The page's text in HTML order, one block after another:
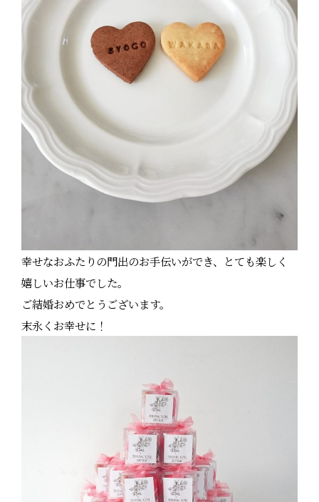
幸せなおふたりの門出のお手伝いができ、とても楽しく
嬉しいお仕事でした。
ご結婚おめでとうございます。
末永くお幸せに！